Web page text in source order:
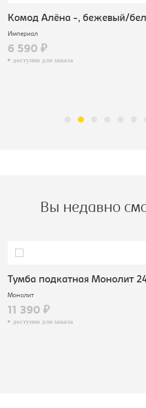
Комод Алёна -, бежевый/
Империал
6 590 ₽
доступно для заказа
Вы недавно
Тумба подкатная Монолит
Монолит
11 390 ₽
доступно для заказа